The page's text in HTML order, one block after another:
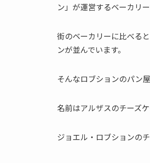
ン」が運営するベーカリ
街のベーカリーに比べる
ンが並んでいます。
そんなロブションのパン屋
名前はアルザスのチーズケ
ジョエル・ロブションの